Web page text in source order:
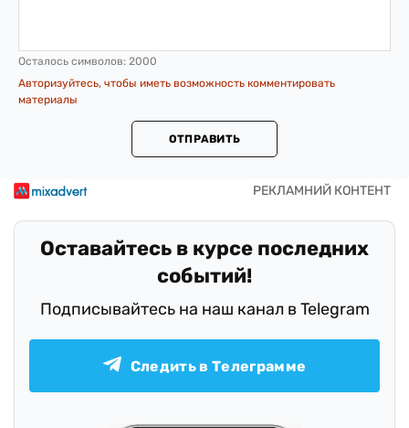
Осталось символов: 2000
Авторизуйтесь, чтобы иметь возможность комментировать
материалы
ОТПРАВИТЬ
Оставайтесь в курсе последних
событий!
Подписывайтесь на наш канал в Telegram
Следить в Телеграмме